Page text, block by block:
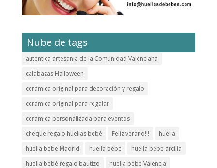
Nube de tags
autentica artesania de la Comunidad Valenciana
calabazas Halloween
cerámica original para decoración y regalo
cerámica original para regalar
cerámica personalizada para eventos
cheque regalo huellas bebé
Feliz verano!!!
huella
huella bebe Madrid
huella bebé
huella bebé arcilla
huella bebé regalo bautizo
huella bebé Valencia